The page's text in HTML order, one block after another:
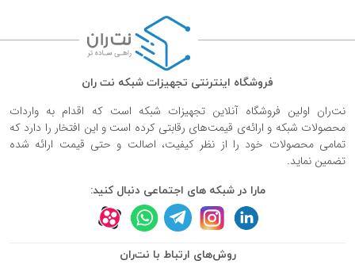
فروشگاه اینترنتی تجهیزات شبکه نت ران
نت‌ران اولین فروشگاه آنلاین تجهیزات شبکه است که اقدام به واردات
محصولات شبکه و ارائه‌ی قیمت‌های رقابتی کرده است و این افتخار را دارد که
تمامی محصولات خود را از نظر کیفیت، اصالت و حتی قیمت ارائه شده
تضمین نماید.
مارا در شبکه های اجتماعی دنبال کنید:
روش‌های ارتباط با نت‌ران